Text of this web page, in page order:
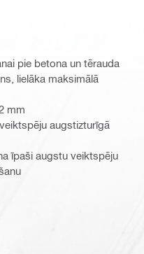
pie betona un tērauda
lielāka maksimālā
mm
augstizturīgā
īpaši augstu veiktspēju
(2822916)